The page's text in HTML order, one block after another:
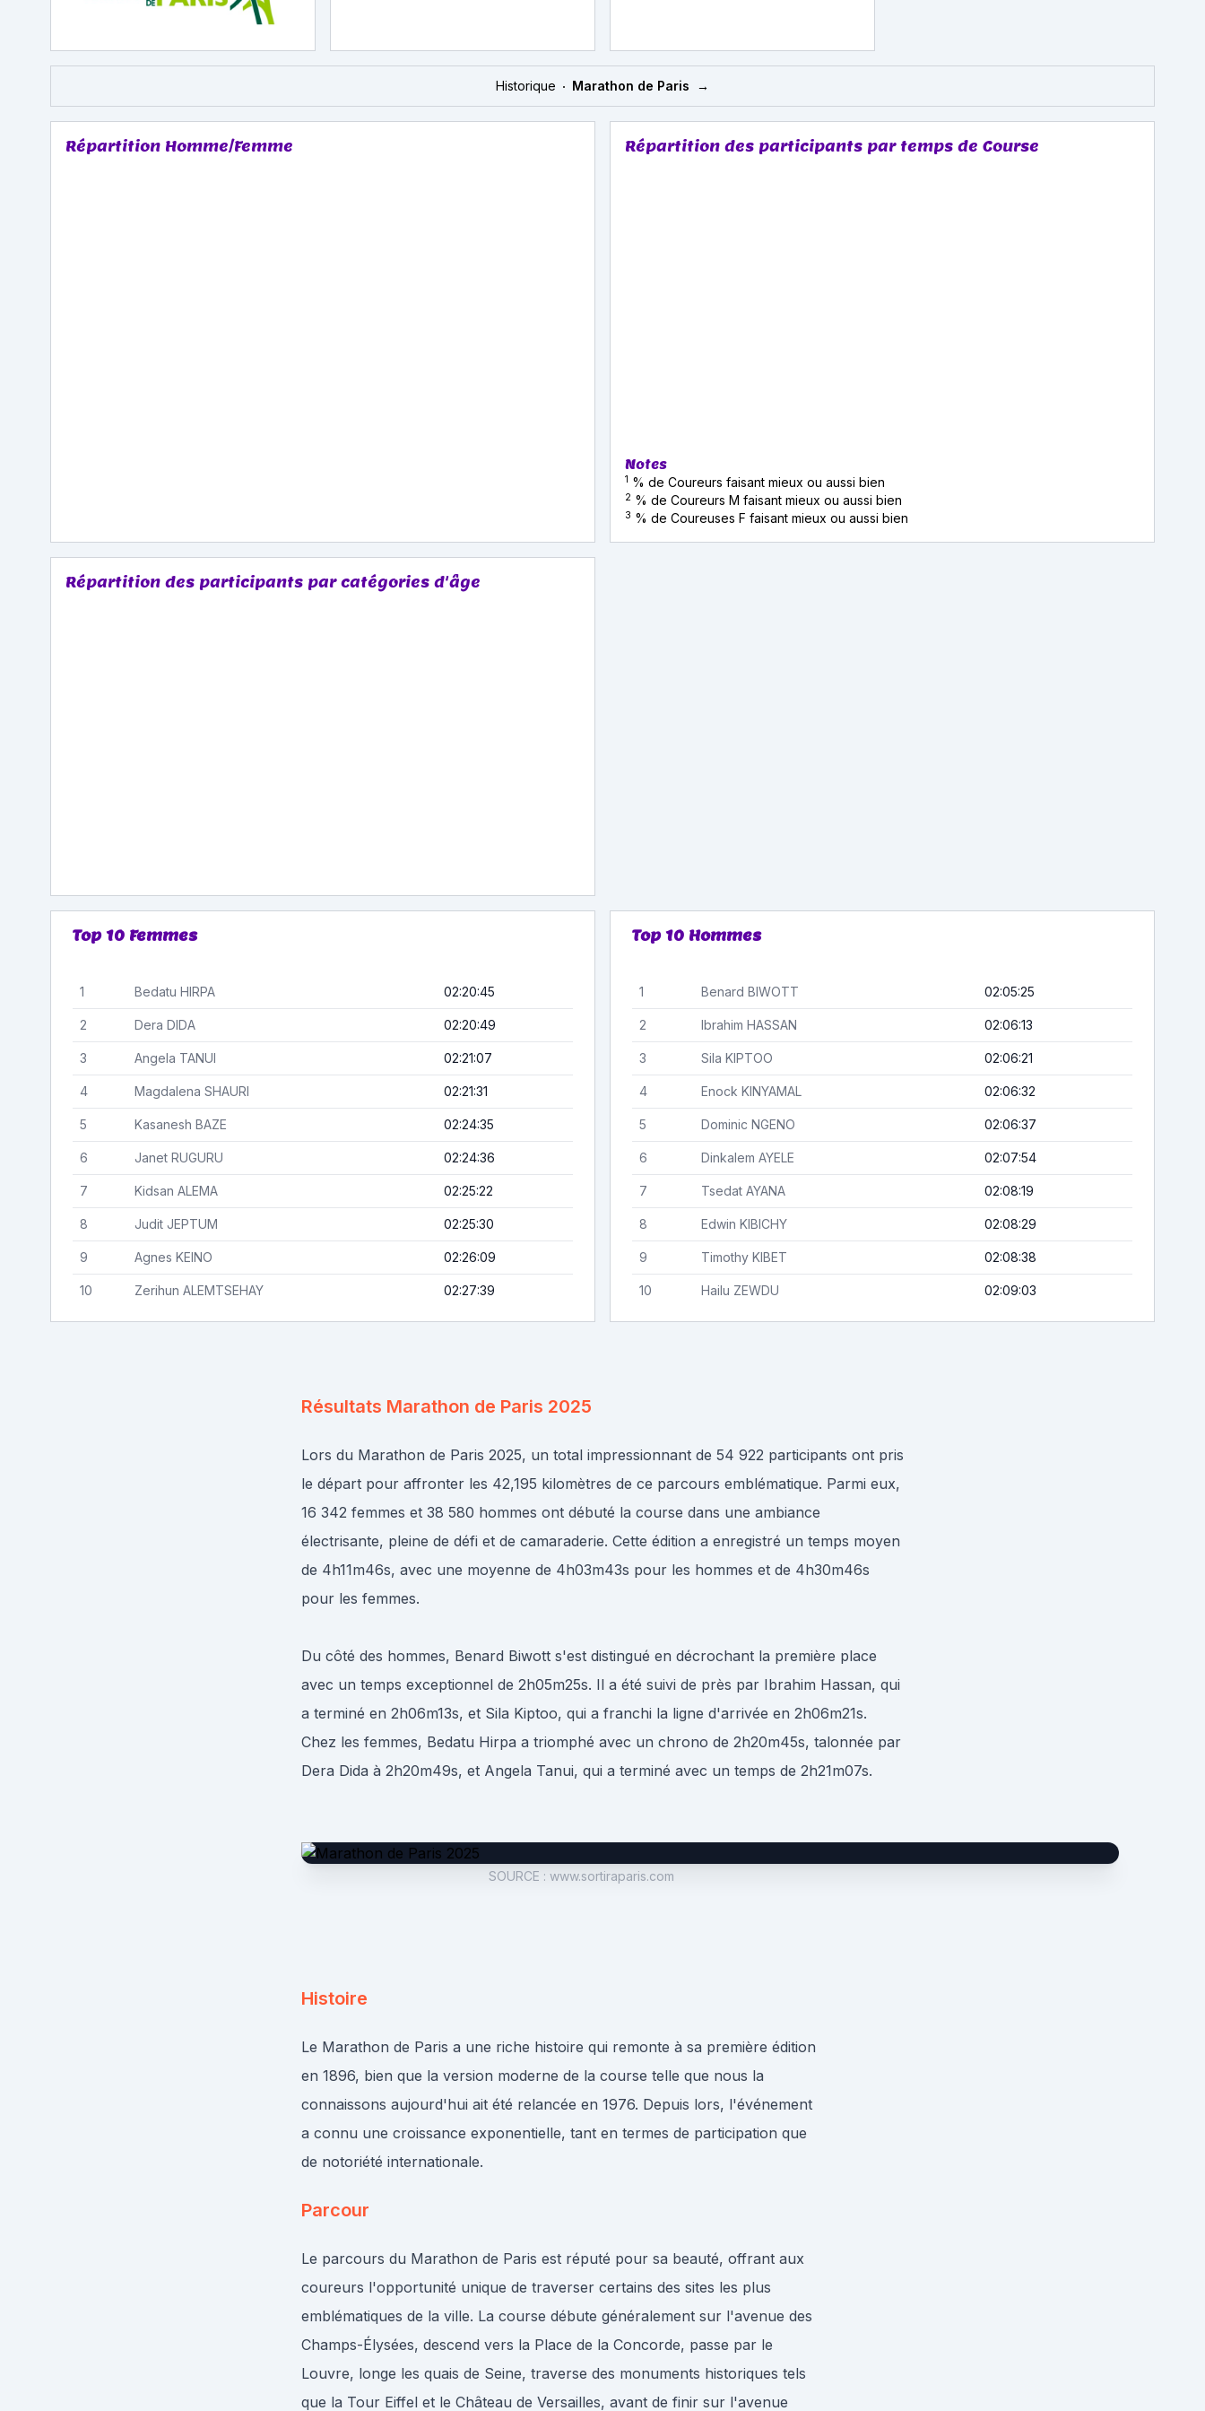
Historique Marathon de Paris →
Répartition Homme/Femme Répartition des participants par temps de Course
Notes
1 % de Coureurs faisant mieux ou aussi bien
2 % de Coureurs M faisant mieux ou aussi bien
3 % de Coureuses F faisant mieux ou aussi bien
Répartition des participants par catégories d'âge
Top 10 Femmes
1 Bedatu HIRPA 02:20:45
2 Dera DIDA 02:20:49
3 Angela TANUI 02:21:07
4 Magdalena SHAURI 02:21:31
5 Kasanesh BAZE 02:24:35
6 Janet RUGURU 02:24:36
7 Kidsan ALEMA 02:25:22
8 Judit JEPTUM 02:25:30
9 Agnes KEINO 02:26:09
10 Zerihun ALEMTSEHAY 02:27:39
Top 10 Hommes
1 Benard BIWOTT 02:05:25
2 Ibrahim HASSAN 02:06:13
3 Sila KIPTOO 02:06:21
4 Enock KINYAMAL 02:06:32
5 Dominic NGENO 02:06:37
6 Dinkalem AYELE 02:07:54
7 Tsedat AYANA 02:08:19
8 Edwin KIBICHY 02:08:29
9 Timothy KIBET 02:08:38
10 Hailu ZEWDU 02:09:03
Résultats Marathon de Paris 2025
Lors du Marathon de Paris 2025, un total impressionnant de 54 922 participants ont pris
le départ pour affronter les 42,195 kilomètres de ce parcours emblématique. Parmi eux,
16 342 femmes et 38 580 hommes ont débuté la course dans une ambiance
électrisante, pleine de défi et de camaraderie. Cette édition a enregistré un temps moyen
de 4h11m46s, avec une moyenne de 4h03m43s pour les hommes et de 4h30m46s
pour les femmes.
Du côté des hommes, Benard Biwott s'est distingué en décrochant la première place
avec un temps exceptionnel de 2h05m25s. Il a été suivi de près par Ibrahim Hassan, qui
a terminé en 2h06m13s, et Sila Kiptoo, qui a franchi la ligne d'arrivée en 2h06m21s.
Chez les femmes, Bedatu Hirpa a triomphé avec un chrono de 2h20m45s, talonnée par
Dera Dida à 2h20m49s, et Angela Tanui, qui a terminé avec un temps de 2h21m07s.
SOURCE : www.sortiraparis.com
Histoire
Le Marathon de Paris a une riche histoire qui remonte à sa première édition
en 1896, bien que la version moderne de la course telle que nous la
connaissons aujourd'hui ait été relancée en 1976. Depuis lors, l'événement
a connu une croissance exponentielle, tant en termes de participation que
de notoriété internationale.
Parcour
Le parcours du Marathon de Paris est réputé pour sa beauté, offrant aux
coureurs l'opportunité unique de traverser certains des sites les plus
emblématiques de la ville. La course débute généralement sur l'avenue des
Champs-Élysées, descend vers la Place de la Concorde, passe par le
Louvre, longe les quais de Seine, traverse des monuments historiques tels
que la Tour Eiffel et le Château de Versailles, avant de finir sur l'avenue